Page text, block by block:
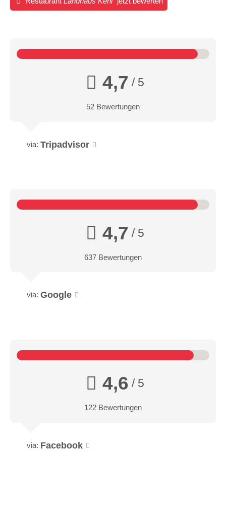
4,7 / 5
52 Bewertungen
via: Tripadvisor
4,7 / 5
637 Bewertungen
via: Google
4,6 / 5
122 Bewertungen
via: Facebook